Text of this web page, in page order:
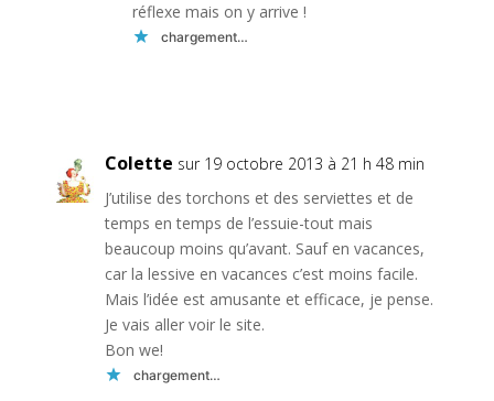
réflexe mais on y arrive !
chargement…
Colette sur 19 octobre 2013 à 21 h 48 min
J’utilise des torchons et des serviettes et de
temps en temps de l’essuie-tout mais
beaucoup moins qu’avant. Sauf en vacances,
car la lessive en vacances c’est moins facile.
Mais l’idée est amusante et efficace, je pense.
Je vais aller voir le site.
Bon we!
chargement…